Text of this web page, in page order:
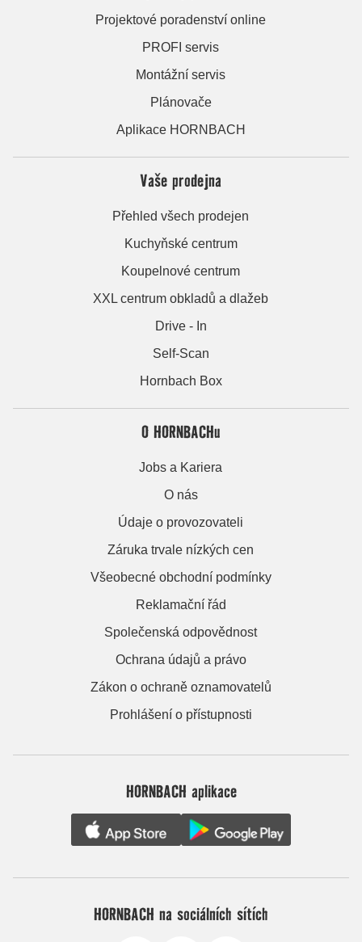
Projektové poradenství online
PROFI servis
Montážní servis
Plánovače
Aplikace HORNBACH
Vaše prodejna
Přehled všech prodejen
Kuchyňské centrum
Koupelnové centrum
XXL centrum obkladů a dlažeb
Drive - In
Self-Scan
Hornbach Box
O HORNBACHu
Jobs a Kariera
O nás
Údaje o provozovateli
Záruka trvale nízkých cen
Všeobecné obchodní podmínky
Reklamační řád
Společenská odpovědnost
Ochrana údajů a právo
Zákon o ochraně oznamovatelů
Prohlášení o přístupnosti
HORNBACH aplikace
HORNBACH na sociálních sítích